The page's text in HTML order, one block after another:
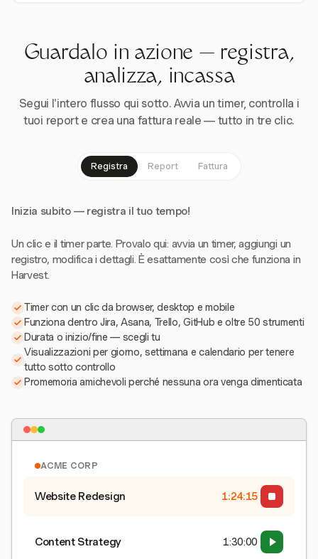
Guardalo in azione — registra,
analizza, incassa
Segui l'intero flusso qui sotto. Avvia un timer, controlla i
tuoi report e crea una fattura reale — tutto in tre clic.
Registra Report Fattura
Inizia subito — registra il tuo tempo!
Un clic e il timer parte. Provalo qui: avvia un timer, aggiungi un
registro, modifica i dettagli. È esattamente così che funziona in
Harvest.
Timer con un clic da browser, desktop e mobile
Funziona dentro Jira, Asana, Trello, GitHub e oltre 50 strumenti
Durata o inizio/fine — scegli tu
Visualizzazioni per giorno, settimana e calendario per tenere
tutto sotto controllo
Promemoria amichevoli perché nessuna ora venga dimenticata
ACME CORP
Website Redesign 1:24:15
Content Strategy 1:30:00